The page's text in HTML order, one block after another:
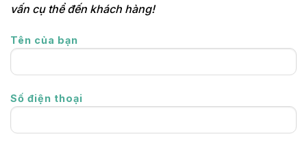
vấn cụ thể đến khách hàng!
Tên của bạn
Số điện thoại